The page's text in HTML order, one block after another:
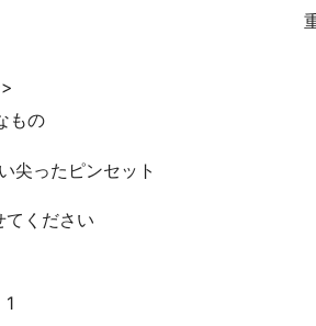
もの
尖ったピンセット
てください
1